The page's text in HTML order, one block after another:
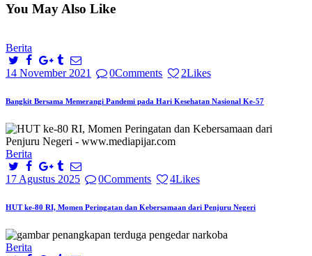
You May Also Like
Berita
14 November 2021 0Comments 2Likes
Bangkit Bersama Memerangi Pandemi pada Hari Kesehatan Nasional Ke-57
Berita
17 Agustus 2025 0Comments 4Likes
HUT ke-80 RI, Momen Peringatan dan Kebersamaan dari Penjuru Negeri
Berita